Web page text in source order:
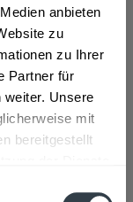
anbieten
zu
zu Ihrer
Partner für
weiter. Unsere
mit
bereitgestellt